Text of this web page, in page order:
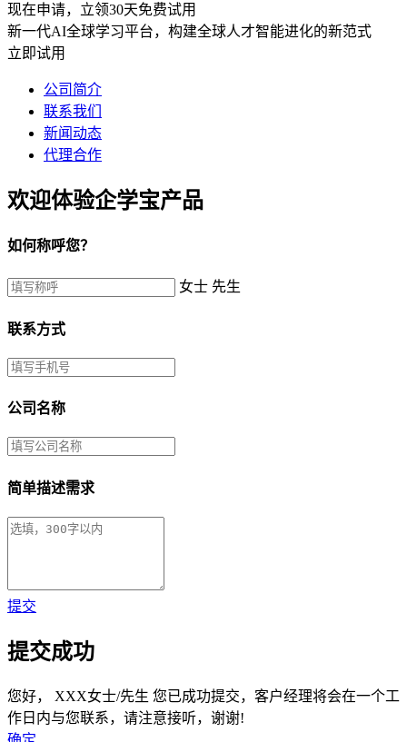
现在申请，立领30天免费试用
新一代AI全球学习平台，构建全球人才智能进化的新范式
立即试用
公司简介
联系我们
新闻动态
代理合作
欢迎体验企学宝产品
如何称呼您？
女士 先生
联系方式
公司名称
简单描述需求
提交
提交成功
您好， XXX女士/先生 您已成功提交，客户经理将会在一个工
作日内与您联系，请注意接听，谢谢!